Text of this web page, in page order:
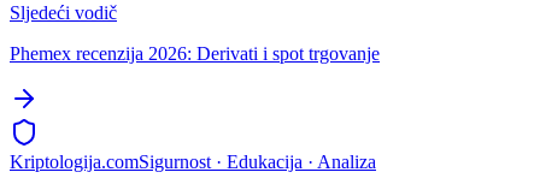
Sljedeći vodič
Phemex recenzija 2026: Derivati i spot trgovanje
Kriptologija.comSigurnost · Edukacija · Analiza